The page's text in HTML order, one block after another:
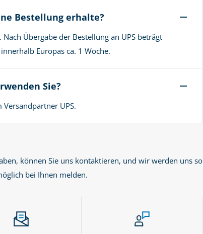
Bestellung erhalte?
Übergabe der Bestellung an UPS beträgt
Europas ca. 1 Woche.
Sie?
UPS.
können Sie uns kontaktieren, und wir werden uns so
bei Ihnen melden.